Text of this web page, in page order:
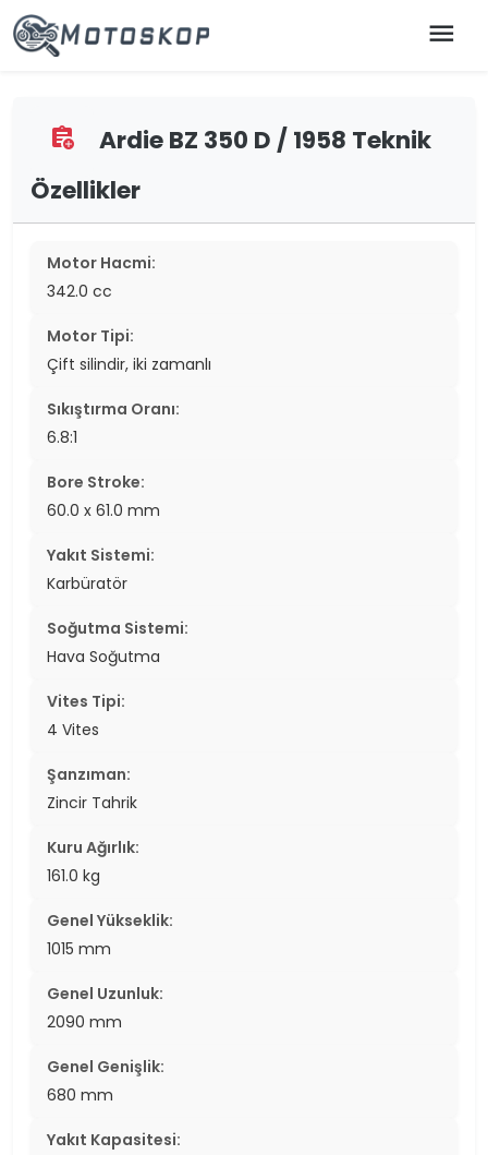
menu
assignment_add
Ardie BZ 350 D / 1958 Teknik
Özellikler
Motor Hacmi:
342.0 cc
Motor Tipi:
Çift silindir, iki zamanlı
Sıkıştırma Oranı:
6.8:1
Bore Stroke:
60.0 x 61.0 mm
Yakıt Sistemi:
Karbüratör
Soğutma Sistemi:
Hava Soğutma
Vites Tipi:
4 Vites
Şanzıman:
Zincir Tahrik
Kuru Ağırlık:
161.0 kg
Genel Yükseklik:
1015 mm
Genel Uzunluk:
2090 mm
Genel Genişlik:
680 mm
Yakıt Kapasitesi: